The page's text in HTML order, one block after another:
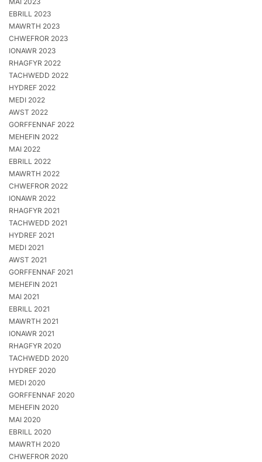
EBRILL 2023
MAWRTH 2023
CHWEFROR 2023
IONAWR 2023
RHAGFYR 2022
TACHWEDD 2022
HYDREF 2022
MEDI 2022
AWST 2022
GORFFENNAF 2022
MEHEFIN 2022
MAI 2022
EBRILL 2022
MAWRTH 2022
CHWEFROR 2022
IONAWR 2022
RHAGFYR 2021
TACHWEDD 2021
HYDREF 2021
MEDI 2021
AWST 2021
GORFFENNAF 2021
MEHEFIN 2021
MAI 2021
EBRILL 2021
MAWRTH 2021
IONAWR 2021
RHAGFYR 2020
TACHWEDD 2020
HYDREF 2020
MEDI 2020
GORFFENNAF 2020
MEHEFIN 2020
MAI 2020
EBRILL 2020
MAWRTH 2020
CHWEFROR 2020